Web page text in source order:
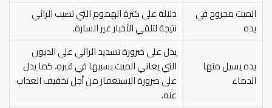
الميت مجروح في
يده
دلالة على كثرة الهموم التي تصيب الرائي
نتيجة لتلقي الأخبار غير السارة.
يده يسيل منها
الدماء
يدل على ضرورة تسديد الرائي على الديون
التي يعاني الميت بسببها في قبره، كما يدل
على ضرورة الاستغفار من أجل تخفيف العذاب
عنه.